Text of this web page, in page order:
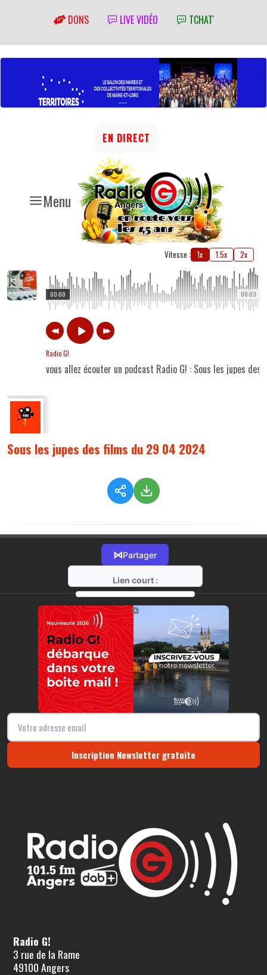
DONS LIVE VIDÉO TCHAT'
Menu
EN DIRECT
Vitesse : 1x 1.5x 2x
00:03
00:00
Radio G!
vous allez écouter un podcast Radio G! : Sous les jupes
Sous les jupes des films du 29 04 2024
⋈Partager
Lien court :
https://radio-g.fr?14587
⧉
Inscription Newsletter gratuite
Radio G!
3 rue de la Rame
49100 Angers